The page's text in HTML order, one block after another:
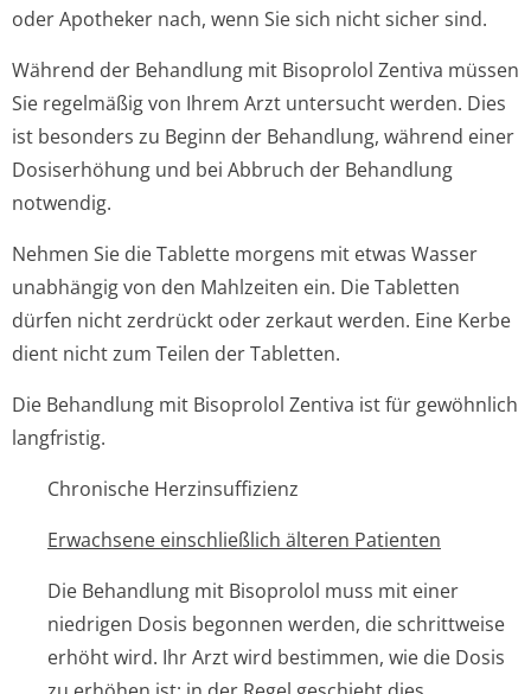
oder Apotheker nach, wenn Sie sich nicht sicher sind.
Während der Behandlung mit Bisoprolol Zentiva müssen
Sie regelmäßig von Ihrem Arzt untersucht werden. Dies
ist besonders zu Beginn der Behandlung, während einer
Dosiserhöhung und bei Abbruch der Behandlung
notwendig.
Nehmen Sie die Tablette morgens mit etwas Wasser
unabhängig von den Mahlzeiten ein. Die Tabletten
dürfen nicht zerdrückt oder zerkaut werden. Eine Kerbe
dient nicht zum Teilen der Tabletten.
Die Behandlung mit Bisoprolol Zentiva ist für gewöhnlich
langfristig.
Chronische Herzinsuffizienz
Erwachsene einschließlich älteren Patienten
Die Behandlung mit Bisoprolol muss mit einer
niedrigen Dosis begonnen werden, die schrittweise
erhöht wird. Ihr Arzt wird bestimmen, wie die Dosis